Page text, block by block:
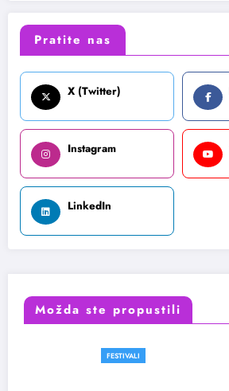
Pratite nas
X (Twitter)
Instagram
LinkedIn
Možda ste propustili